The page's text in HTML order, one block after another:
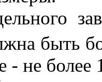
быть
- не более